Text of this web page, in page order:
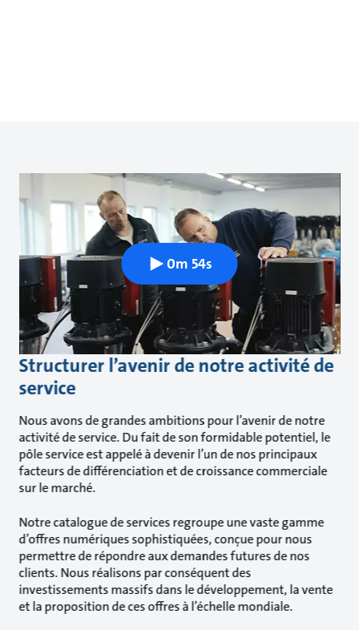
Structurer l’avenir de notre activité de
service
Nous avons de grandes ambitions pour l’avenir de notre
activité de service. Du fait de son formidable potentiel, le
pôle service est appelé à devenir l’un de nos principaux
facteurs de différenciation et de croissance commerciale
sur le marché.
Notre catalogue de services regroupe une vaste gamme
d’offres numériques sophistiquées, conçue pour nous
permettre de répondre aux demandes futures de nos
clients. Nous réalisons par conséquent des
investissements massifs dans le développement, la vente
et la proposition de ces offres à l’échelle mondiale.
0m 54s